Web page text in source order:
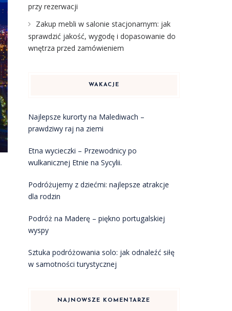
przy rezerwacji
Zakup mebli w salonie stacjonarnym: jak
sprawdzić jakość, wygodę i dopasowanie do
wnętrza przed zamówieniem
WAKACJE
Najlepsze kurorty na Malediwach –
prawdziwy raj na ziemi
Etna wycieczki – Przewodnicy po
wulkanicznej Etnie na Sycylii.
Podróżujemy z dziećmi: najlepsze atrakcje
dla rodzin
Podróż na Maderę – piękno portugalskiej
wyspy
Sztuka podróżowania solo: jak odnaleźć siłę
w samotności turystycznej
NAJNOWSZE KOMENTARZE